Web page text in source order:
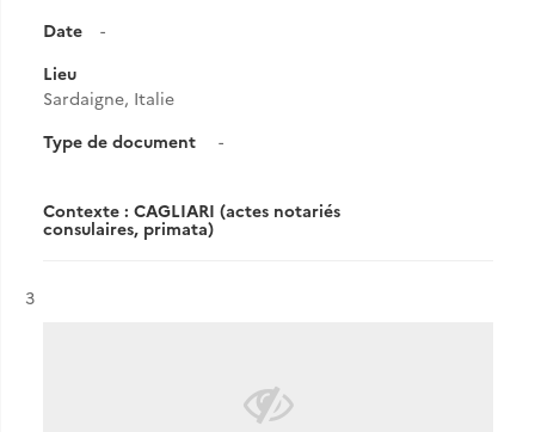
Date
-
Lieu
Sardaigne, Italie
Type de document
-
Contexte : CAGLIARI (actes notariés
consulaires, primata)
Résultat n°
3